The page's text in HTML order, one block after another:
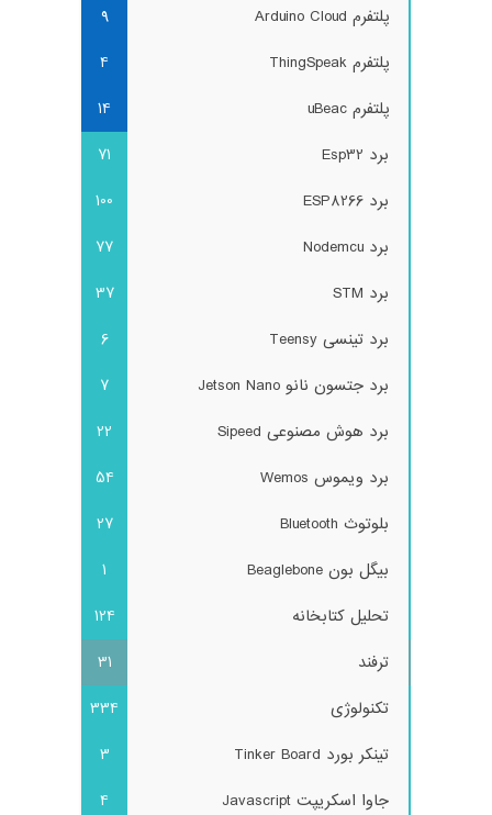
پلتفرم Arduino Cloud
9
پلتفرم ThingSpeak
4
پلتفرم uBeac
14
برد Esp32
71
برد ESP8266
100
برد Nodemcu
77
برد STM
37
برد تینسی Teensy
6
برد جتسون نانو Jetson Nano
7
برد هوش مصنوعی Sipeed
22
برد ویموس Wemos
54
بلوتوث Bluetooth
27
بیگل بون Beaglebone
1
تحلیل کتابخانه
124
ترفند
31
تکنولوژی
334
تینکر بورد Tinker Board
3
جاوا اسکریپت Javascript
4